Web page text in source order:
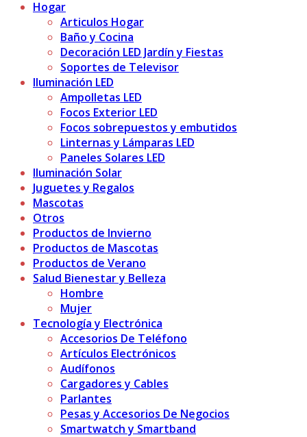
Hogar
Articulos Hogar
Baño y Cocina
Decoración LED Jardín y Fiestas
Soportes de Televisor
Iluminación LED
Ampolletas LED
Focos Exterior LED
Focos sobrepuestos y embutidos
Linternas y Lámparas LED
Paneles Solares LED
Iluminación Solar
Juguetes y Regalos
Mascotas
Otros
Productos de Invierno
Productos de Mascotas
Productos de Verano
Salud Bienestar y Belleza
Hombre
Mujer
Tecnología y Electrónica
Accesorios De Teléfono
Artículos Electrónicos
Audífonos
Cargadores y Cables
Parlantes
Pesas y Accesorios De Negocios
Smartwatch y Smartband